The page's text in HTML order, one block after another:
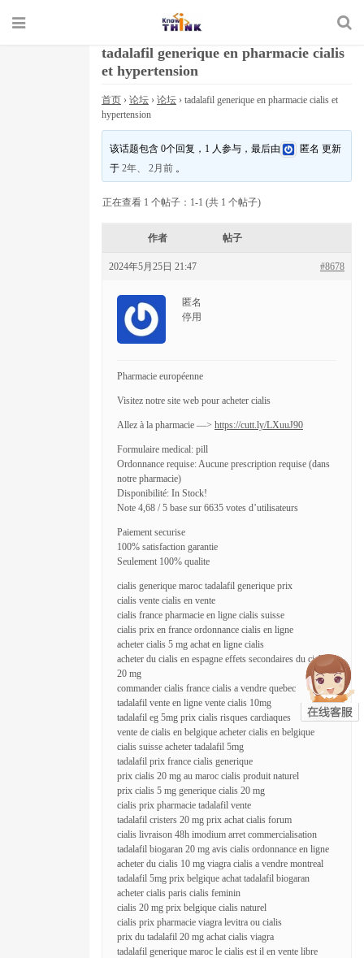
tadalafil generique en pharmacie cialis
et hypertension
首页 › 论坛 › 论坛 › tadalafil generique en pharmacie cialis et
hypertension
该话题包含 0个回复，1 人参与，最后由 匿名 更新
于2年、 2月前 。
正在查看 1 个帖子：1-1 (共 1 个帖子)
作者 帖子
2024年5月25日 21:47 #8678
匿名
停用
Pharmacie européenne
Visitez notre site web pour acheter cialis
Allez à la pharmacie —> https://cutt.ly/LXuuJ90
Formulaire medical: pill
Ordonnance requise: Aucune prescription requise (dans
notre pharmacie)
Disponibilité: In Stock!
Note 4,68 / 5 base sur 6635 votes d’utilisateurs
Paiement securise
100% satisfaction garantie
Seulement 100% qualite
cialis generique maroc tadalafil generique prix
cialis vente cialis en vente
cialis france pharmacie en ligne cialis suisse
cialis prix en france ordonnance cialis en ligne
acheter cialis 5 mg achat en ligne cialis
acheter du cialis en espagne effets secondaires du cialis
20 mg
commander cialis france cialis a vendre quebec
tadalafil vente en ligne vente cialis 10mg
tadalafil eg 5mg prix cialis risques cardiaques
vente de cialis en belgique acheter cialis en belgique
cialis suisse acheter tadalafil 5mg
tadalafil prix france cialis generique
prix cialis 20 mg au maroc cialis produit naturel
prix cialis 5 mg generique cialis 20 mg
cialis prix pharmacie tadalafil vente
tadalafil cristers 20 mg prix achat cialis forum
cialis livraison 48h imodium arret commercialisation
tadalafil biogaran 20 mg avis cialis ordonnance en ligne
acheter du cialis 10 mg viagra cialis a vendre montreal
tadalafil 5mg prix belgique achat tadalafil biogaran
acheter cialis paris cialis feminin
cialis 20 mg prix belgique cialis naturel
cialis prix pharmacie viagra levitra ou cialis
prix du tadalafil 20 mg achat cialis viagra
tadalafil generique maroc le cialis est il en vente libre